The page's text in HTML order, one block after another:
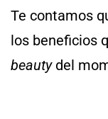
Te contamos
los beneficios
beautydel